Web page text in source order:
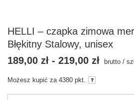
HELLI – czapka zimowa
Błękitny Stalowy, unisex
189,00 zł - 219,00 zł brutto /
Możesz kupić za 4380 pkt.